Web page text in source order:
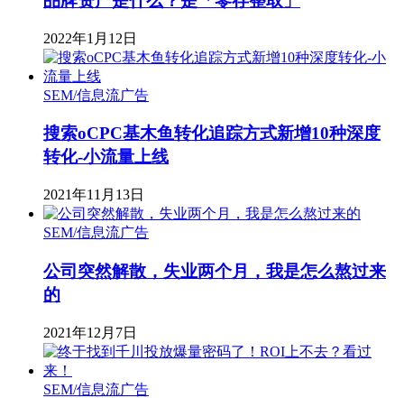
2022年1月12日
SEM/信息流广告
搜索oCPC基木鱼转化追踪方式新增10种深度
转化-小流量上线
2021年11月13日
SEM/信息流广告
公司突然解散，失业两个月，我是怎么熬过来
的
2021年12月7日
SEM/信息流广告